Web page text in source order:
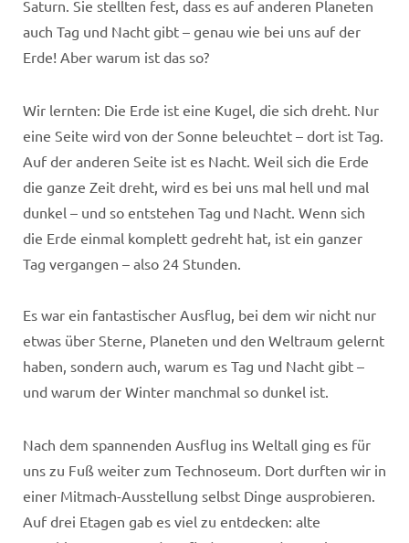
Saturn. Sie stellten fest, dass es auf anderen Planeten
auch Tag und Nacht gibt – genau wie bei uns auf der
Erde! Aber warum ist das so?
Wir lernten: Die Erde ist eine Kugel, die sich dreht. Nur
eine Seite wird von der Sonne beleuchtet – dort ist Tag.
Auf der anderen Seite ist es Nacht. Weil sich die Erde
die ganze Zeit dreht, wird es bei uns mal hell und mal
dunkel – und so entstehen Tag und Nacht. Wenn sich
die Erde einmal komplett gedreht hat, ist ein ganzer
Tag vergangen – also 24 Stunden.
Es war ein fantastischer Ausflug, bei dem wir nicht nur
etwas über Sterne, Planeten und den Weltraum gelernt
haben, sondern auch, warum es Tag und Nacht gibt –
und warum der Winter manchmal so dunkel ist.
Nach dem spannenden Ausflug ins Weltall ging es für
uns zu Fuß weiter zum Technoseum. Dort durften wir in
einer Mitmach-Ausstellung selbst Dinge ausprobieren.
Auf drei Etagen gab es viel zu entdecken: alte